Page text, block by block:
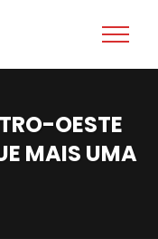
OESTE
MAIS UMA